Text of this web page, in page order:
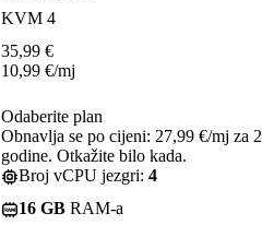
KVM 4
35,99 €
10,99 €/mj
Odaberite plan
Obnavlja se po cijeni: 27,99 €/mj za 2
godine. Otkažite bilo kada.
Broj vCPU jezgri: 4
16 GB RAM-a